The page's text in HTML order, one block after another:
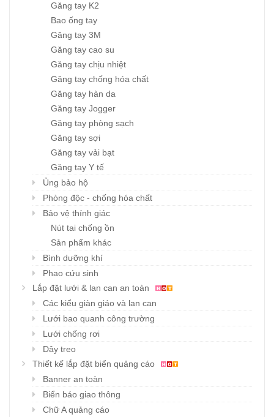
Găng tay K2
Bao ống tay
Găng tay 3M
Găng tay cao su
Găng tay chịu nhiệt
Găng tay chống hóa chất
Găng tay hàn da
Găng tay Jogger
Găng tay phòng sạch
Găng tay sợi
Găng tay vải bạt
Găng tay Y tế
Ủng bảo hộ
Phòng độc - chống hóa chất
Bảo vệ thính giác
Nút tai chống ồn
Sản phẩm khác
Bình dưỡng khí
Phao cứu sinh
Lắp đặt lưới & lan can an toàn
Các kiểu giàn giáo và lan can
Lưới bao quanh công trường
Lưới chống rơi
Dây treo
Thiết kế lắp đặt biển quảng cáo
Banner an toàn
Biển báo giao thông
Chữ A quảng cáo